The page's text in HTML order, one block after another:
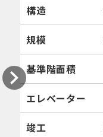
構造
規模
基準階面積
エレベーター
竣工